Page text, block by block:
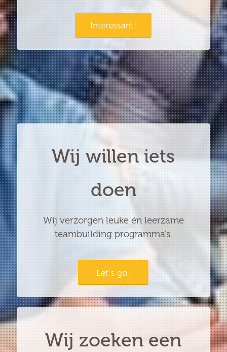
Interessant!
Wij willen iets
doen
Wij verzorgen leuke én leerzame
teambuilding programma’s.
Let’s go!
Wij zoeken een